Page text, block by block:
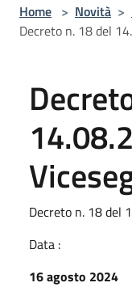
Home > Novità >
Decreto n. 18 del
Decreto n. 18 del
Data :
16 agosto 2024